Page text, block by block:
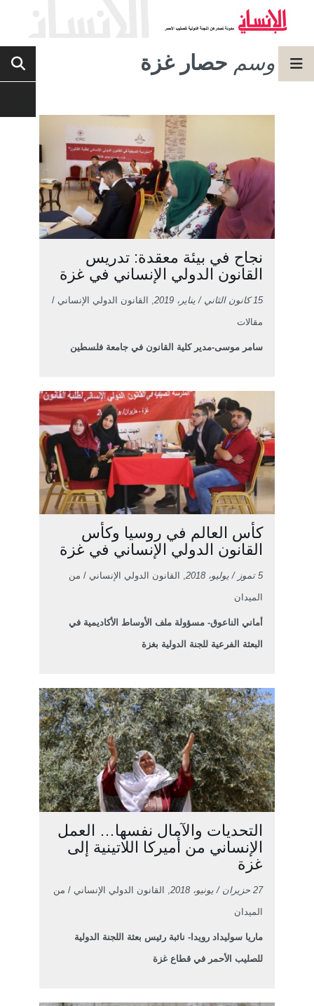
وسم حصار غزة
نجاح في بيئة معقدة: تدريس
القانون الدولي الإنساني في غزة
15 كانون الثاني / يناير، 2019 , القانون الدولي الإنساني /
مقالات
سامر موسى-مدير كلية القانون في جامعة فلسطين
كأس العالم في روسيا وكأس
القانون الدولي الإنساني في غزة
5 تموز / يوليو، 2018 , القانون الدولي الإنساني / من
الميدان
أماني الناعوق- مسؤولة ملف الأوساط الأكاديمية في
البعثة الفرعية للجنة الدولية بغزة
التحديات والآمال نفسها… العمل
الإنساني من أميركا اللاتينية إلى
غزة
27 حزيران / يونيو، 2018 , القانون الدولي الإنساني / من
الميدان
ماريا سوليداد رويدا- نائبة رئيس بعثة اللجنة الدولية
للصليب الأحمر في قطاع غزة